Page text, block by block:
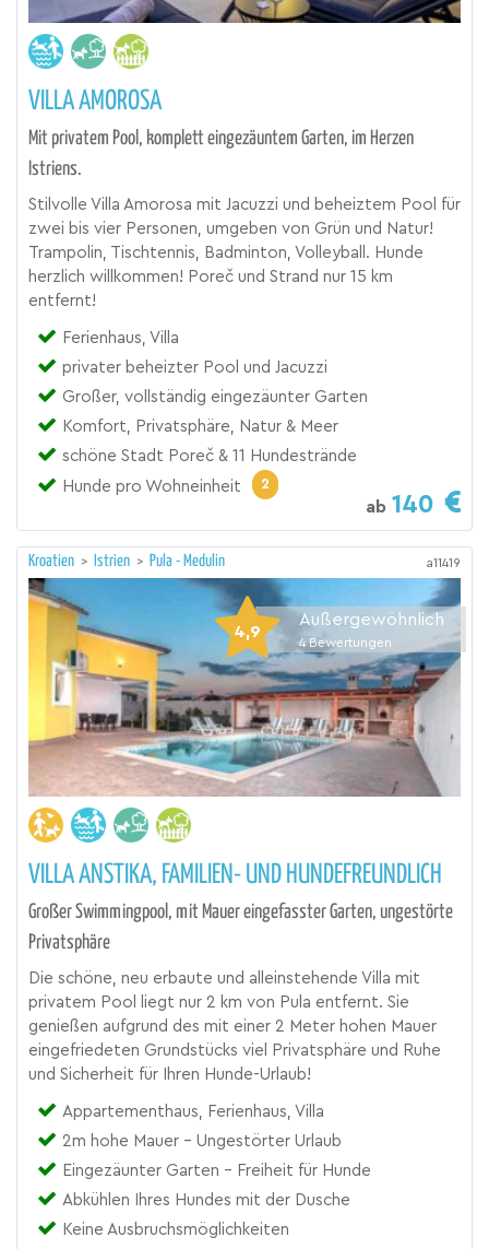
VILLA AMOROSA
Mit privatem Pool, komplett eingezäuntem Garten, im Herzen
Istriens.
Stilvolle Villa Amorosa mit Jacuzzi und beheiztem Pool für
zwei bis vier Personen, umgeben von Grün und Natur!
Trampolin, Tischtennis, Badminton, Volleyball. Hunde
herzlich willkommen! Poreč und Strand nur 15 km
entfernt!
Ferienhaus, Villa
privater beheizter Pool und Jacuzzi
Großer, vollständig eingezäunter Garten
Komfort, Privatsphäre, Natur & Meer
schöne Stadt Poreč & 11 Hundestrände
Hunde pro Wohneinheit
2
ab 140
Kroatien > Istrien > Pula - Medulin a11419
4,9
Außergewöhnlich
4 Bewertungen
VILLA ANSTIKA, FAMILIEN- UND HUNDEFREUNDLICH
Großer Swimmingpool, mit Mauer eingefasster Garten, ungestörte
Privatsphäre
Die schöne, neu erbaute und alleinstehende Villa mit
privatem Pool liegt nur 2 km von Pula entfernt. Sie
genießen aufgrund des mit einer 2 Meter hohen Mauer
eingefriedeten Grundstücks viel Privatsphäre und Ruhe
und Sicherheit für Ihren Hunde-Urlaub!
Appartementhaus, Ferienhaus, Villa
2m hohe Mauer - Ungestörter Urlaub
Eingezäunter Garten - Freiheit für Hunde
Abkühlen Ihres Hundes mit der Dusche
Keine Ausbruchsmöglichkeiten